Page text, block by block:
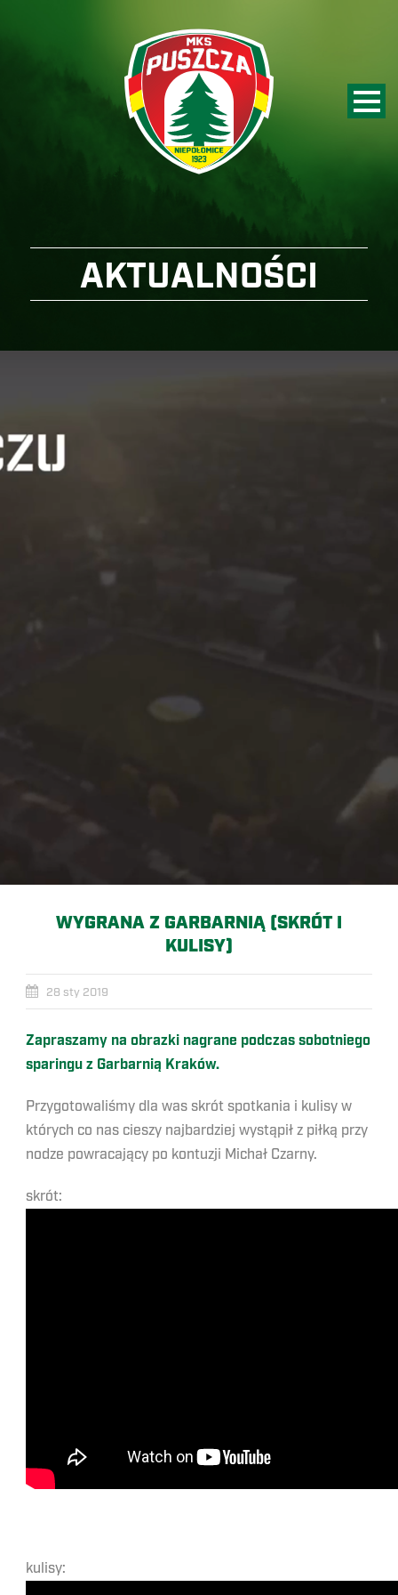
AKTUALNOŚCI
WYGRANA Z GARBARNIĄ (SKRÓT I
KULISY)
28 sty 2019
Zapraszamy na obrazki nagrane podczas sobotniego
sparingu z Garbarnią Kraków.
Przygotowaliśmy dla was skrót spotkania i kulisy w
których co nas cieszy najbardziej wystąpił z piłką przy
nodze powracający po kontuzji Michał Czarny.
skrót:
kulisy: